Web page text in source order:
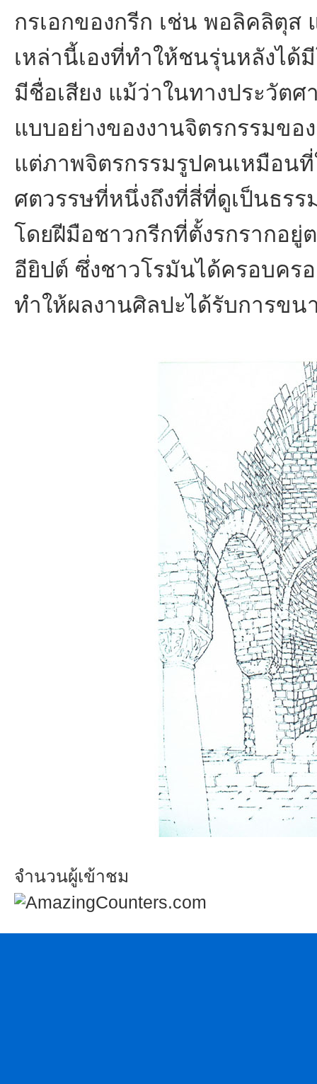
กรเอกของกรีก เช่น พอลิคลิตุส
เหล่านี้เองที่ทำให้ชนรุ่นหลังได้
มีชื่อเสียง แม้ว่าในทางประวัต
แบบอย่างของงานจิตรกรรมขอ
แต่ภาพจิตรกรรมรูปคนเหมือน
ศตวรรษที่หนึ่งถึงที่สี่ที่ดูเป็นธร
โดยฝีมือชาวกรีกที่ตั้งรกรากอยู่
อียิปต์ ซึ่งชาวโรมันได้ครอบคร
ทำให้ผลงานศิลปะได้รับการขน
จำนวนผู้เข้าชม